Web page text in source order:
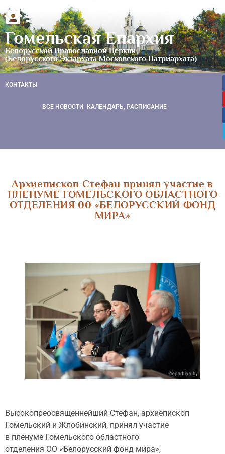
Гомельская Епархия
Белорусской Православной Церкви
(Белорусского Экзархата Московского Патриархата)
КОНТАКТЫ
ВСЕ НОВОСТИ КАЛЕНДАРЬ, РАСПИСАНИЕ
Архиепископ Стефан принял участие в
ПЛЕНУМЕ ГОМЕЛЬСКОГО ОБЛАСТНОГО
ОТДЕЛЕНИЯ 00 «БЕЛОРУССКИЙ ФОНД
МИРА»
Высокопреосвященнейший Стефан, архиепископ
Гомельский и Жлобинский, принял участие
в пленуме Гомельского областного
отделения ОО «Белорусский фонд мира»,